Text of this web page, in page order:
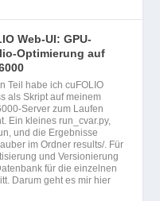
Web-UI: GPU-
Optimierung auf
Teil habe ich cuFOLIO
als Skript auf meinem
Server zum Laufen
Ein kleines run_cvar.py,
und die Ergebnisse
im Ordner results/. Für
und Versionierung
für die einzelnen
Darum geht es mir hier